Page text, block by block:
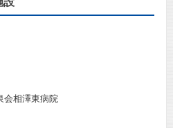
会相澤東病院